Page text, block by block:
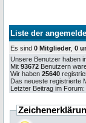
Liste der
Es sind 0 Mitglieder 0
Unsere Benutzer haben
Mit 93672 Benutzern
Wir haben 25640
Das neueste registrierte
Letzter Beitrag im Forum: